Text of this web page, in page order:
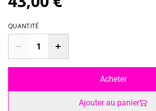
QUANTITÉ
Acheter
Ajouter au panier